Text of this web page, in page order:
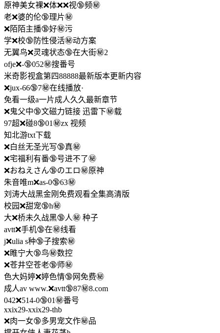
原神美女裸❌体❌❌视🔞频㊙️
老❌婆的伦🔞理片㊙️
❌陌陌主播🔞好㊙️污
学❌校🔞防性侵活㊙️动方案
无翼鸟❌灵魂状态🔞在大街㊙️2
ofje❌-🔞052㊙️搜番号
米奇影视盒第四88888最新版本更新内容
❌jux-66🔞7㊙️在线播放·
免看一级a一片成人久久最新章节
❌鬼父中🔞文磁力链接 迅雷下㊙️载
97超❌碰8🔞01㊙️zx 视频
知北游txt下载
❌白丝无圣光写🔞真㊙️
❌宅福利有番🔞号进不了㊙️
❌おねえさん🔞のエロ㊙️原神
朱音唯m❌as-0🔞63㊙️
刘涛大战黑金刚免费观看全集高清版
校园❌甜宠🔞h㊙️
大❌桥未久战黑🔞人㊙️ 种子
avtt❌手机🔞在㊙️线看
j❌ulia s种🔞子搜索㊙️
❌睢宁大🔞鸟㊙️数控
❌苍井空苍老🔞师㊙️
色大妈婷❌婷色情🔞网免费㊙️
成人av www.❌avtt🔞87㊙️8.com
042❌514-0🔞01㊙️番号
xxix29-xxix29-thb
❌肉一女🔞多男宠文作㊙️品